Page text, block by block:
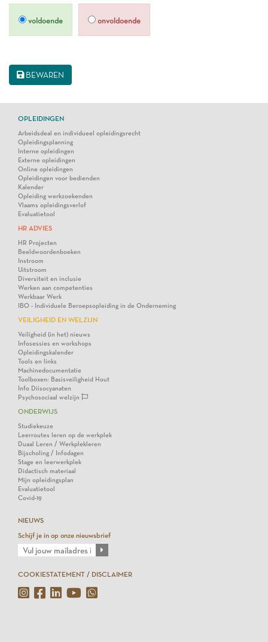
voldoende onvoldoende
BEWAREN
OPLEIDINGEN
Arbeidsdeal en individueel opleidingsrecht
Opleidingsplanning
Interne opleidingen
Externe opleidingen
Online opleidingen
Opleidingen voor bedienden
Kalender
Opleiding werkzoekenden
Vlaams opleidingsverlof
Evaluatietool
HR ADVIES
HR Projecten
Beeldwoordenboeken
Instroom
Uitstroom
Diversiteit en inclusie
Werken aan competenties
Werkbaar Werk
IBO - Individuele Beroepsopleiding in de Onderneming
VEILIGHEID EN WELZIJN
Veiligheid (in het) nieuws
Infosessies en workshops
Opleidingskalender
Tools en links
Machinedocumentatie
Toolboxen: Basisveiligheid Hout
Info Diisocyanaten
Psychosociaal welzijn
ONDERWIJS
Studiekeuze
Leerroutes leren op de werkplek
Duaal Leren / Werkplekleren
Bijscholing / Infodagen
Stage en leerwerkplek
Didactisch materiaal
Mijn opleidingsplan
Evaluatietool
Covid-19
NIEUWS
Schijf je in op onze nieuwsbrief
COOKIESTATEMENT / DISCLAIMER